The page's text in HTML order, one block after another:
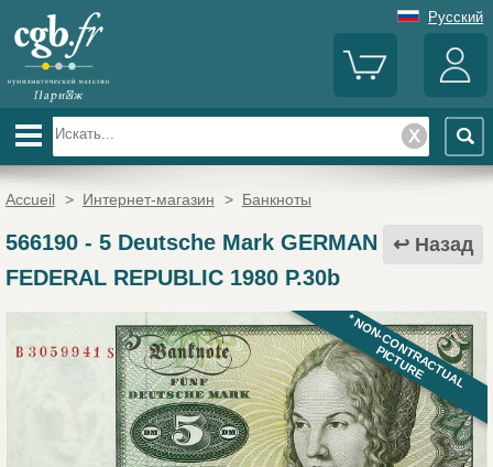
Русский
Accueil > Интернет-магазин > Банкноты
Назад
566190- 5 Deutsche Mark GERMAN
FEDERAL REPUBLIC 1980 P.30b
* NON-CONTRACTUAL
PICTURE